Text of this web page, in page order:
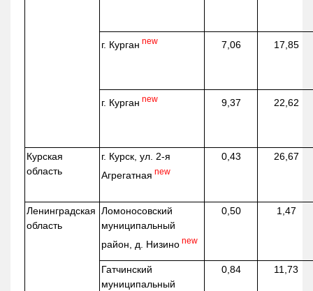
г. Курган new 7,06 17,85
г. Курган new 9,37 22,62
Курская
область
г. Курск, ул. 2-я
Агрегатная new
0,43 26,67
Ленинградская
область
Ломоносовский
муниципальный
район, д. Низино new
0,50 1,47
Гатчинский
муниципальный
0,84 11,73